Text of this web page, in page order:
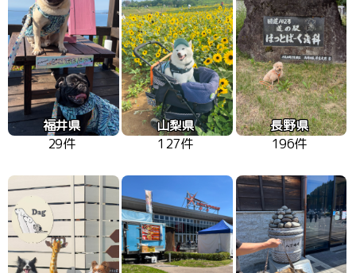
福井県
29件
山梨県
127件
長野県
196件